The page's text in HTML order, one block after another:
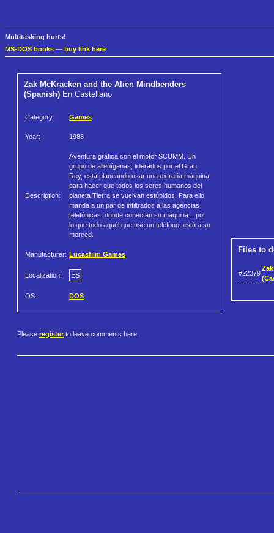
Multitasking hurts!
MS-DOS books — buy link here
Zak McKracken and the Alien Mindbenders
(Spanish) En Castellano
Category: Games
Year: 1988
Description:
Aventura gráfica con el motor SCUMM. Un
grupo de alienígenas, liderados por el Gran
Rey, está planeando usar una extraña máquina
para hacer que todos los seres humanos del
planeta Tierra se vuelvan estúpidos. Para ello,
manda a un par de infiltrados a las agencias
telefónicas, donde conectan su máquina... por
lo que todo aquél que use un teléfono, está a su
merced.
Manufacturer: Lucasfilm Games
Localization: ES
OS: DOS
Files to
#22379
Please register to leave comments here.